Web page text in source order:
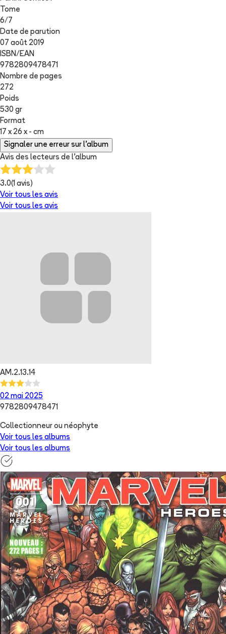
Tome
6/ 7
Date de parution
07 août 2019
ISBN/EAN
9782809478471
Nombre de pages
272
Poids
530 gr
Format
17 x 26 x - cm
Signaler une erreur sur l'album
Avis des lecteurs de l'album
3.0(1 avis)
Voir tous les avis
Voir tous les avis
AM.2.13.14
02 mai 2025
9782809478471
Collectionneur ou néophyte
Voir tous les albums
Voir tous les albums